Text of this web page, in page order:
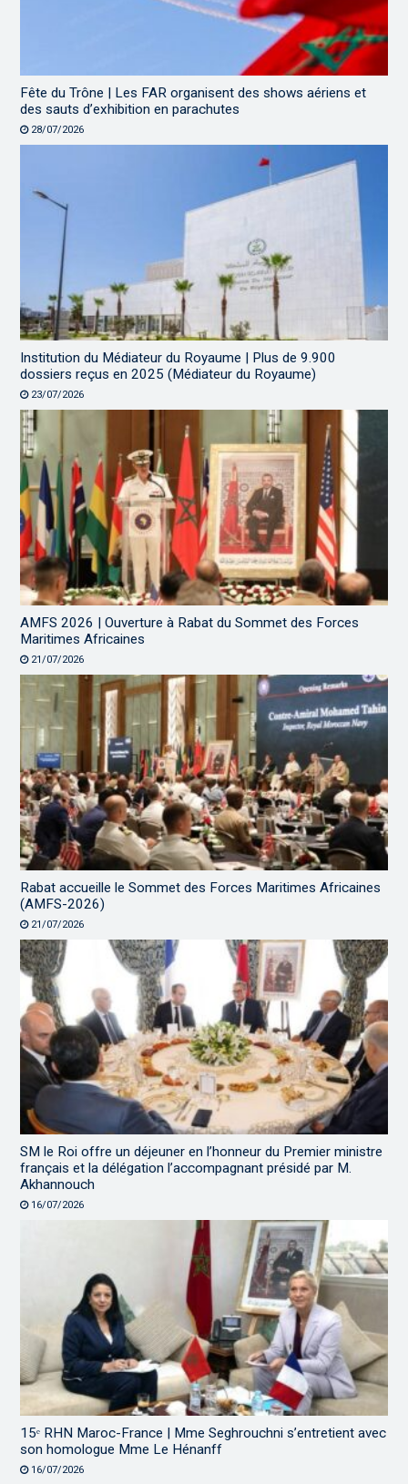
Fête du Trône | Les FAR organisent des shows aériens et
des sauts d’exhibition en parachutes
28/07/2026
Institution du Médiateur du Royaume | Plus de 9.900
dossiers reçus en 2025 (Médiateur du Royaume)
23/07/2026
AMFS 2026 | Ouverture à Rabat du Sommet des Forces
Maritimes Africaines
21/07/2026
Rabat accueille le Sommet des Forces Maritimes Africaines
(AMFS-2026)
21/07/2026
SM le Roi offre un déjeuner en l’honneur du Premier ministre
français et la délégation l’accompagnant présidé par M.
Akhannouch
16/07/2026
15ᵉ RHN Maroc-France | Mme Seghrouchni s’entretient avec
son homologue Mme Le Hénanff
16/07/2026